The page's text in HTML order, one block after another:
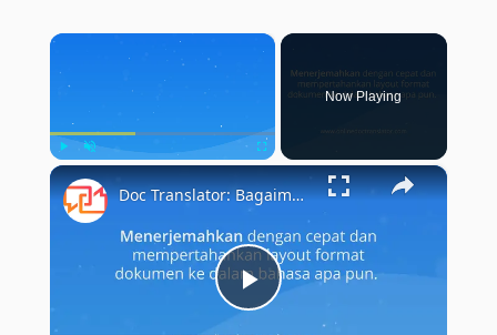
×
Play Unmute Fullscreen
Now Playing
×
Play
Doc Translator: Bagaimana cara menggunakan penerjemah dokumen?